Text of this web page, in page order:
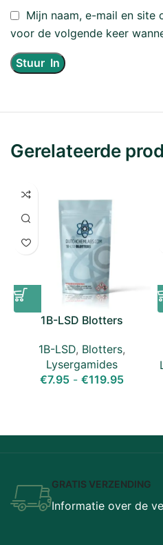
Mijn naam, e-mail en site
voor de volgende keer
Gerelateerde
1B-LSD Blotters
1B-LSD, Blotters,
Lysergamides
€7.95 - €119.95
GRATIS VERZENDING
Informatie over de